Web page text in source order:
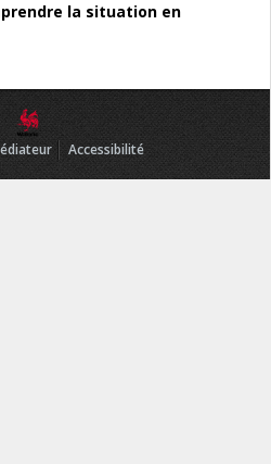
la situation en
Accessibilité